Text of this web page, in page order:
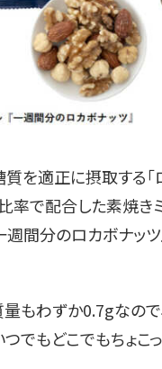
を適正に摂取する「
率で配合した素焼き
週間分のロカボナッツ
もわずか0.7gなので
つでもどこでもちょこ